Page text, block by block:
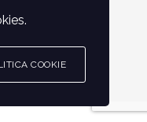
Phone
COOKIE